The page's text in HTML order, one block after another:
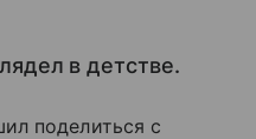
в детстве.
поделиться с